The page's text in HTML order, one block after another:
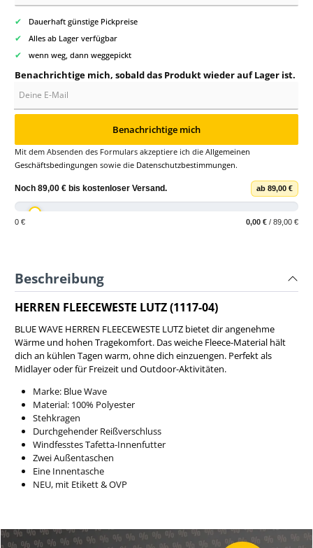
✔ Dauerhaft günstige Pickpreise
✔ Alles ab Lager verfügbar
✔ wenn weg, dann weggepickt
Benachrichtige mich, sobald das Produkt wieder auf Lager ist.
Benachrichtige mich
Mit dem Absenden des Formulars akzeptiere ich die Allgemeinen
Geschäftsbedingungen sowie die Datenschutzbestimmungen.
Noch 89,00 € bis kostenloser Versand. ab 89,00 €
0 € 0,00 € / 89,00 €
Beschreibung
HERREN FLEECEWESTE LUTZ (1117-04)
BLUE WAVE HERREN FLEECEWESTE LUTZ bietet dir angenehme
Wärme und hohen Tragekomfort. Das weiche Fleece-Material hält
dich an kühlen Tagen warm, ohne dich einzuengen. Perfekt als
Midlayer oder für Freizeit und Outdoor-Aktivitäten.
Marke: Blue Wave
Material: 100% Polyester
Stehkragen
Durchgehender Reißverschluss
Windfesstes Tafetta-Innenfutter
Zwei Außentaschen
Eine Innentasche
NEU, mit Etikett & OVP